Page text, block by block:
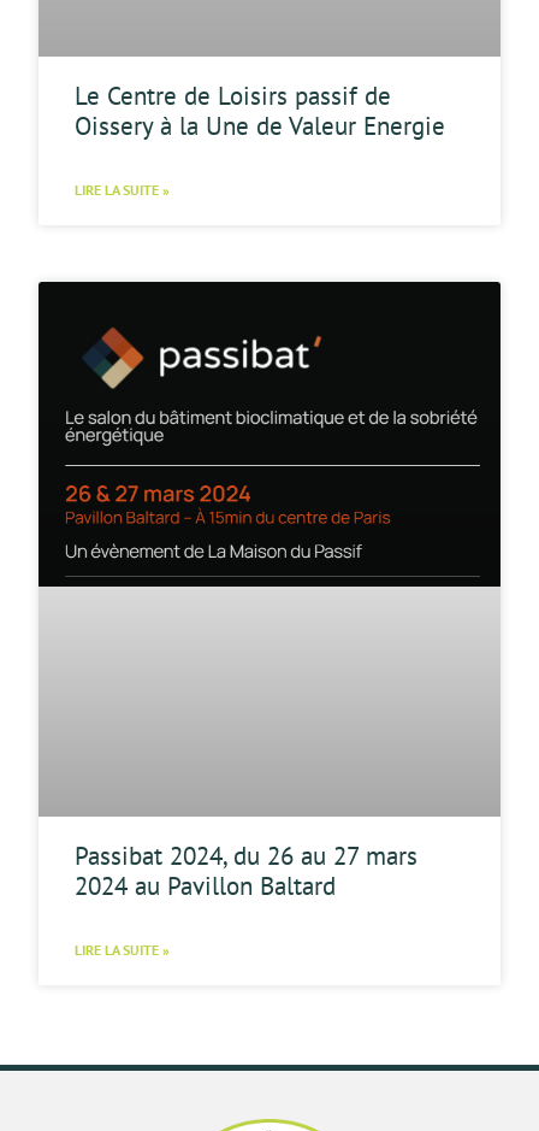
Le Centre de Loisirs passif de
Oissery à la Une de Valeur Energie
LIRE LA SUITE »
Passibat 2024, du 26 au 27 mars
2024 au Pavillon Baltard
LIRE LA SUITE »